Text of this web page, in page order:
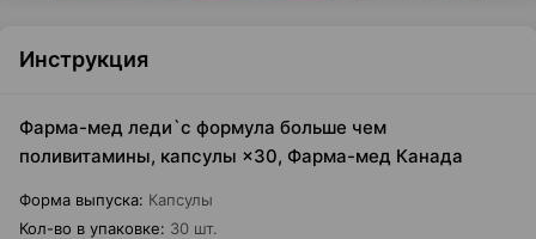
Инструкция
Фарма-мед леди`с формула больше чем
поливитамины, капсулы ×30, Фарма-мед Канада
Форма выпуска: Капсулы
Кол-во в упаковке: 30 шт.